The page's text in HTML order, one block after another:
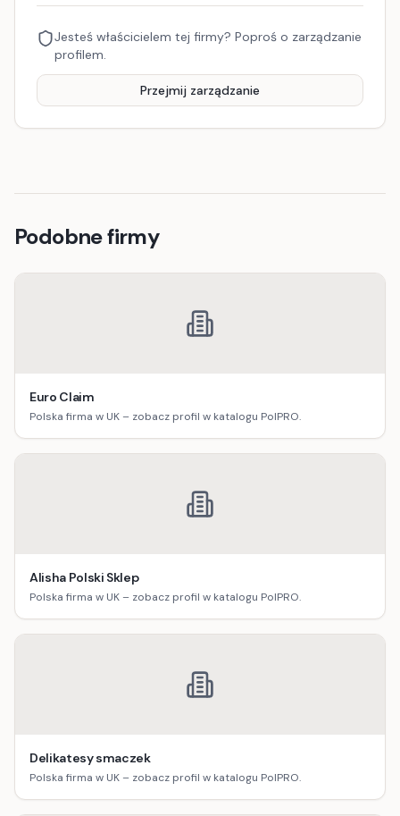
Jesteś właścicielem tej firmy? Poproś o zarządzanie
profilem.
Przejmij zarządzanie
Podobne firmy
Euro Claim
Polska firma w UK – zobacz profil w katalogu PolPRO.
Alisha Polski Sklep
Polska firma w UK – zobacz profil w katalogu PolPRO.
Delikatesy smaczek
Polska firma w UK – zobacz profil w katalogu PolPRO.